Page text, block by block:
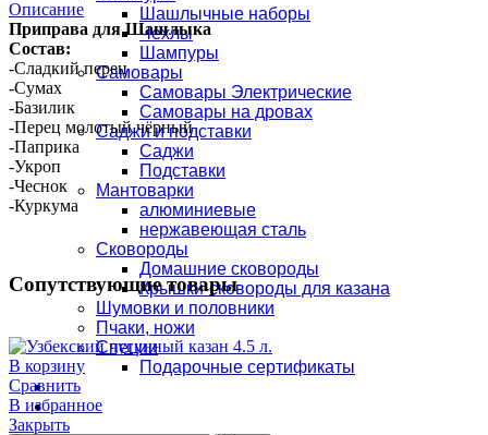
Шашлычные наборы
Чехлы
Шампуры
Самовары
Самовары Электрические
Самовары на дровах
Саджи и подставки
Саджи
Подставки
Мантоварки
алюминиевые
нержавеющая сталь
Сковороды
Домашние сковороды
Крышки-сковороды для казана
Шумовки и половники
Пчаки, ножи
Специи
Подарочные сертификаты
Оплата и доставка
Контакты
Описание
Приправа для Шашлыка
Состав:
-Сладкий перец
-Сумах
-Базилик
-Перец молотый чёрный
-Паприка
-Укроп
-Чеснок
-Куркума
Сопутствующие товары
В корзину
Сравнить
В избранное
Закрыть